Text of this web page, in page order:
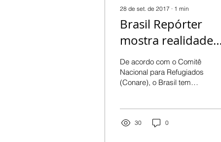
28 de set. de 2017 ∙ 1 min
Brasil Repórter
mostra realidade
dos refugiados
Curitiba
De acordo com o Comitê
Nacional para Refugiados
(Conare), o Brasil tem
30 0